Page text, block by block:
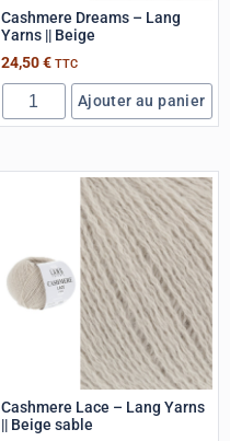
Cashmere Dreams – Lang
Yarns || Beige
24,50€ TTC
Ajouter au panier
Cashmere Lace – Lang Yarns
|| Beige sable